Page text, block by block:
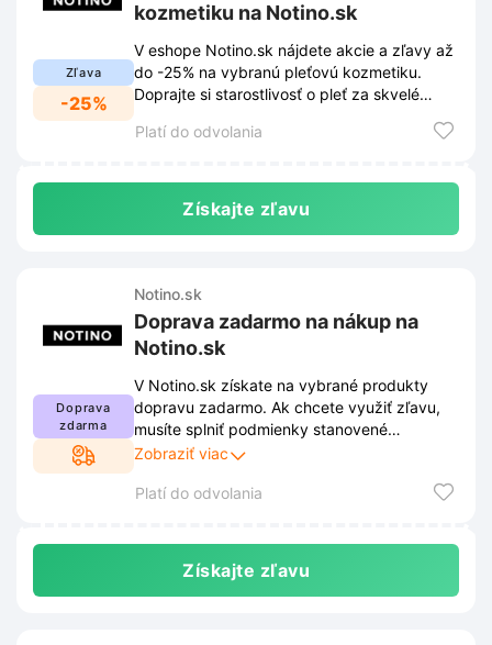
Zľava
-25%
kozmetiku na Notino.sk
V eshope Notino.sk nájdete akcie a zľavy až
do -25% na vybranú pleťovú kozmetiku.
Doprajte si starostlivosť o pleť za skvelé
Platí do odvolania
Získajte zľavu
Doprava
zdarma
Notino.sk
Doprava zadarmo na nákup na
Notino.sk
V Notino.sk získate na vybrané produkty
dopravu zadarmo. Ak chcete využiť zľavu,
musíte splniť podmienky stanovené
obchodom. Tieto podmienky sú uverejnené
priebežne meniť.
Zobraziť viac
Platí do odvolania
Získajte zľavu